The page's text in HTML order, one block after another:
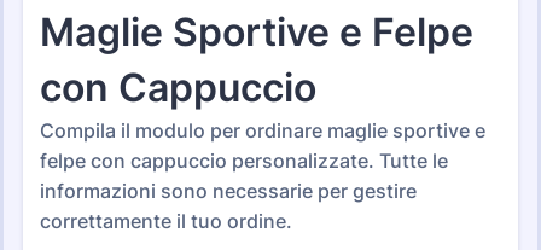
Moduli per Ordini
Abbigliamento
22 Template